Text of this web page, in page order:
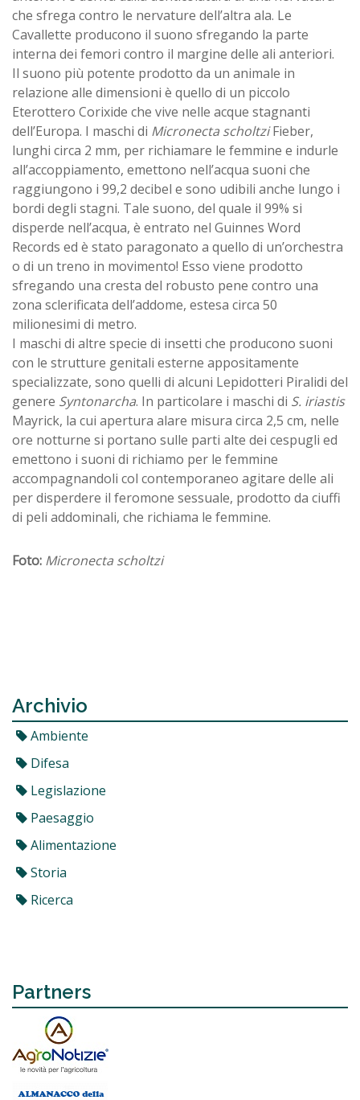
che sfrega contro le nervature dell’altra ala. Le
Cavallette producono il suono sfregando la parte
interna dei femori contro il margine delle ali anteriori.
Il suono più potente prodotto da un animale in
relazione alle dimensioni è quello di un piccolo
Eterottero Corixide che vive nelle acque stagnanti
dell’Europa. I maschi di Micronecta scholtziFieber,
lunghi circa 2 mm, per richiamare le femmine e indurle
all’accoppiamento, emettono nell’acqua suoni che
raggiungono i 99,2 decibel e sono udibili anche lungo i
bordi degli stagni. Tale suono, del quale il 99% si
disperde nell’acqua, è entrato nel Guinnes Word
Records ed è stato paragonato a quello di un’orchestra
o di un treno in movimento! Esso viene prodotto
sfregando una cresta del robusto pene contro una
zona sclerificata dell’addome, estesa circa 50
milionesimi di metro.
I maschi di altre specie di insetti che producono suoni
con le strutture genitali esterne appositamente
specializzate, sono quelli di alcuni Lepidotteri Piralidi del
genere Syntonarcha. In particolare i maschi di S. iriastis
Mayrick, la cui apertura alare misura circa 2,5 cm, nelle
ore notturne si portano sulle parti alte dei cespugli ed
emettono i suoni di richiamo per le femmine
accompagnandoli col contemporaneo agitare delle ali
per disperdere il feromone sessuale, prodotto da ciuffi
di peli addominali, che richiama le femmine.
Foto: Micronecta scholtzi
Archivio
Ambiente
Difesa
Legislazione
Paesaggio
Alimentazione
Storia
Ricerca
Partners